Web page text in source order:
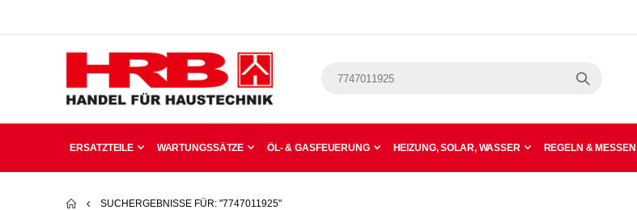
ERSATZTEILE WARTUNGSSÄTZE ÖL- & GASFEUERUNG HEIZUNG, SOLAR, WASSER REGELN & MESSEN
SUCHERGEBNISSE FÜR: "7747011925"